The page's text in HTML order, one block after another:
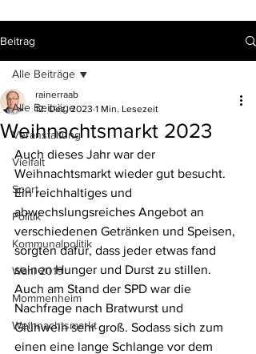
Beitrag
Alle Beiträge
Veranstaltung
Vielfalt
Sport
Politik
Kommunalpolitik
Wahl 2019
Mommenheim
Weihnachtsmarkt
Alle Beiträge
Weihnachtsmarkt 2023
rainerraab
12. Dez. 2023 1 Min. Lesezeit
Auch dieses Jahr war der
Weihnachtsmarkt wieder gut besucht.
Ein reichhaltiges und
abwechslungsreiches Angebot an
verschiedenen Getränken und Speisen,
sorgten dafür, dass jeder etwas fand
seinen Hunger und Durst zu stillen.
Auch am Stand der SPD war die
Nachfrage nach Bratwurst und
Glühwein sehr groß. Sodass sich zum
einen eine lange Schlange vor dem